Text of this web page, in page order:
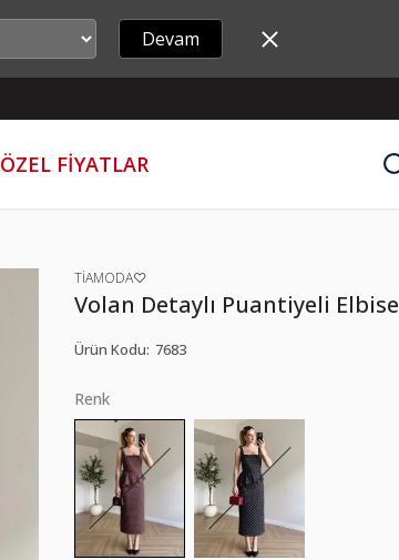
Devam
ÖZEL FİYATLAR
TİAMODA♡
Volan Detaylı Puantiyeli Elbise
Ürün Kodu: 7683
Renk